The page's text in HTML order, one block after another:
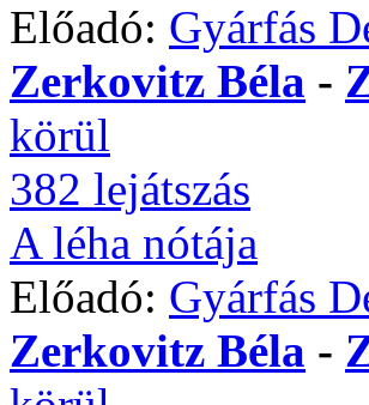
Előadó: Gyárfás
Zerkovitz Béla -
körül
382 lejátszás
A léha nótája
Előadó: Gyárfás
Zerkovitz Béla -